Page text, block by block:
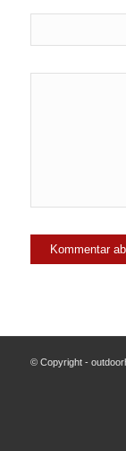
© Copyright -